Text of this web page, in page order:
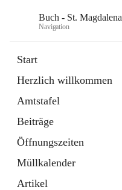
Buch - St. Magdalena
Navigation
Start
Herzlich willkommen
Amtstafel
Beiträge
Öffnungszeiten
Müllkalender
Artikel
11 Schnellzugriffe
Bürgerservice
10 Schnellzugriffe